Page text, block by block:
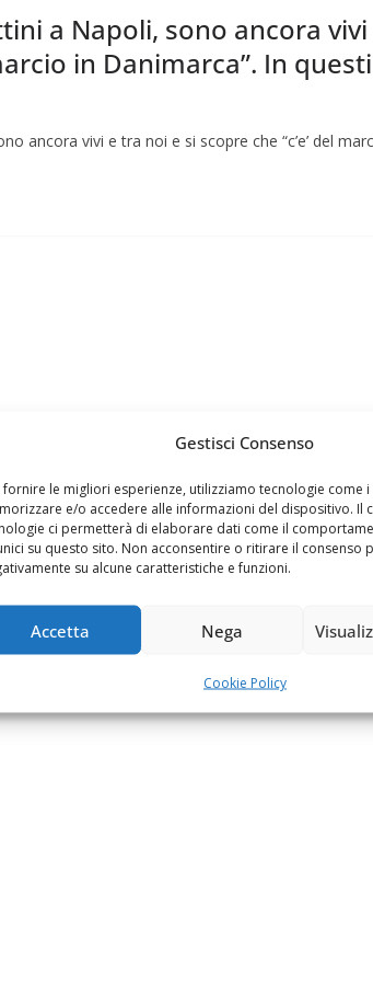
Gestisci Consenso
fornire le migliori esperienze, utilizziamo tecnologie come
e/o accedere alle informazioni del dispositivo. Il
ci permetterà di elaborare dati come il
su questo sito. Non acconsentire o ritirare il consenso
su alcune caratteristiche e funzioni.
Accetta Nega
Cookie Policy
a Napoli, sono ancora
in Danimarca”. In
ancora vivi e tra noi e si scopre che “c’e’ del